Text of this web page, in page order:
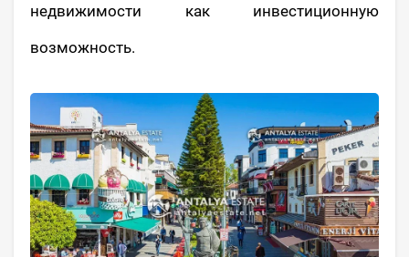
недвижимости как инвестиционную
возможность.